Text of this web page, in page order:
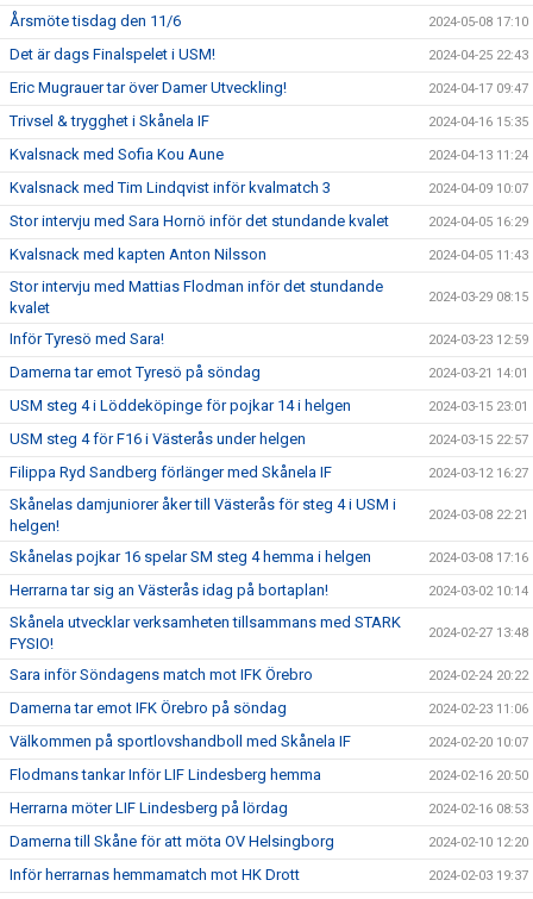
Årsmöte tisdag den 11/6 2024-05-08 17:10
Det är dags Finalspelet i USM! 2024-04-25 22:43
Eric Mugrauer tar över Damer Utveckling! 2024-04-17 09:47
Trivsel & trygghet i Skånela IF 2024-04-16 15:35
Kvalsnack med Sofia Kou Aune 2024-04-13 11:24
Kvalsnack med Tim Lindqvist inför kvalmatch 3 2024-04-09 10:07
Stor intervju med Sara Hornö inför det stundande kvalet 2024-04-05 16:29
Kvalsnack med kapten Anton Nilsson 2024-04-05 11:43
Stor intervju med Mattias Flodman inför det stundande
kvalet
2024-03-29 08:15
Inför Tyresö med Sara! 2024-03-23 12:59
Damerna tar emot Tyresö på söndag 2024-03-21 14:01
USM steg 4 i Löddeköpinge för pojkar 14 i helgen 2024-03-15 23:01
USM steg 4 för F16 i Västerås under helgen 2024-03-15 22:57
Filippa Ryd Sandberg förlänger med Skånela IF 2024-03-12 16:27
Skånelas damjuniorer åker till Västerås för steg 4 i USM i
helgen!
2024-03-08 22:21
Skånelas pojkar 16 spelar SM steg 4 hemma i helgen 2024-03-08 17:16
Herrarna tar sig an Västerås idag på bortaplan! 2024-03-02 10:14
Skånela utvecklar verksamheten tillsammans med STARK
FYSIO!
2024-02-27 13:48
Sara inför Söndagens match mot IFK Örebro 2024-02-24 20:22
Damerna tar emot IFK Örebro på söndag 2024-02-23 11:06
Välkommen på sportlovshandboll med Skånela IF 2024-02-20 10:07
Flodmans tankar Inför LIF Lindesberg hemma 2024-02-16 20:50
Herrarna möter LIF Lindesberg på lördag 2024-02-16 08:53
Damerna till Skåne för att möta OV Helsingborg 2024-02-10 12:20
Inför herrarnas hemmamatch mot HK Drott 2024-02-03 19:37